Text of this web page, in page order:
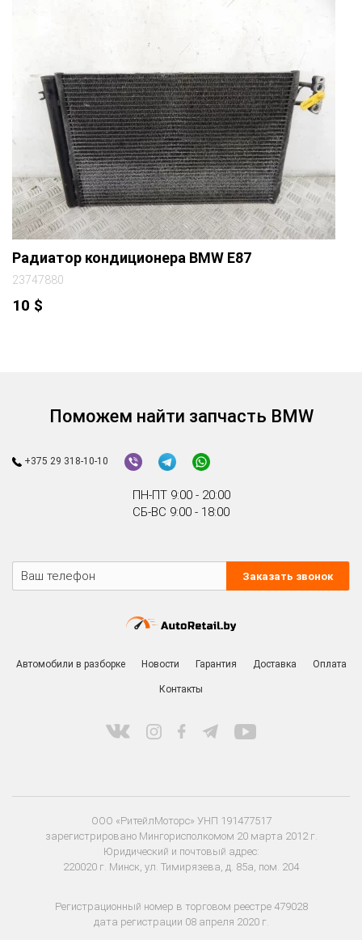
Радиатор кондиционера BMW E87
23747880
10 $
Поможем найти запчасть BMW
+375 29 318-10-10
ПН-ПТ 9:00 - 20:00
СБ-ВС 9:00 - 18:00
Заказать звонок
Автомобили в разборке Новости Гарантия Доставка Оплата
Контакты
ООО «РитейлМоторс» УНП 191477517
зарегистрировано Мингорисполкомом 20 марта 2012 г.
Юридический и почтовый адрес:
220020 г. Минск, ул. Тимирязева, д. 85а, пом. 204
Регистрационный номер в торговом реестре 479028
дата регистрации 08 апреля 2020 г.